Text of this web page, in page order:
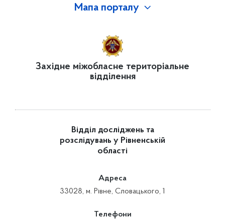
Мапа порталу
Західне міжобласне територіальне
відділення
Відділ досліджень та
розслідувань у Рівненській
області
Адреса
33028, м. Рівне, Словацького, 1
Телефони